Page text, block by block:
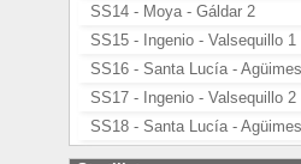
SS14 - Moya - Gáldar 2
SS15 - Ingenio - Valsequillo 1
SS16 - Santa Lucía -
SS17 - Ingenio - Valsequillo 2
SS18 - Santa Lucía -